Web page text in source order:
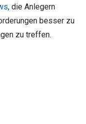
, die Anlegern
besser zu
zu treffen.